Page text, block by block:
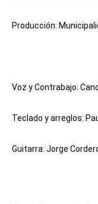
Producción:
Voz y Contrabajo:
Teclado y arreglos:
Guitarra: Jorge